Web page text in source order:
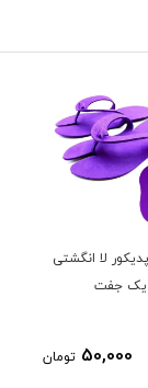
لا انگشتی
یک جفت
50,000 تومان